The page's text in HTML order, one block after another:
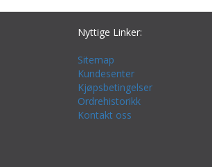
Nyttige Linker:
Sitemap
Kundesenter
Kjøpsbetingelser
Ordrehistorikk
Kontakt oss